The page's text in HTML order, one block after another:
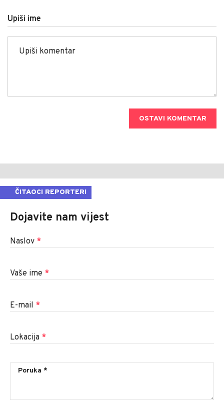
Upiši ime
OSTAVI KOMENTAR
ČITAOCI REPORTERI
Dojavite nam vijest
Naslov *
Vaše ime *
E-mail *
Lokacija *